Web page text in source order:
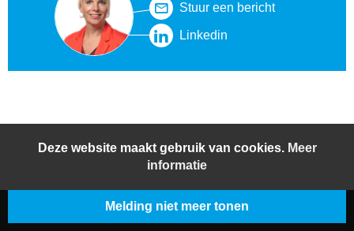
Deze website maakt gebruik van cookies. Meer
informatie
Melding niet meer tonen
Stuur een bericht
Linkedin
© 2026 BeljonWesterterp